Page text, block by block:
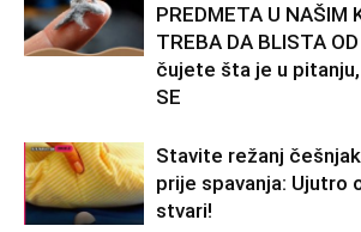
PREDMETA U NAŠIM
TREBA DA BLISTA
čujete šta je u pitanju,
SE
Stavite režanj
prije spavanja: Ujutro
stvari!